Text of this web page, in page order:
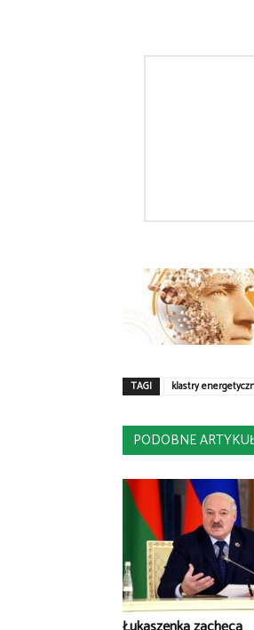
TAGI klastry
PODOBNE